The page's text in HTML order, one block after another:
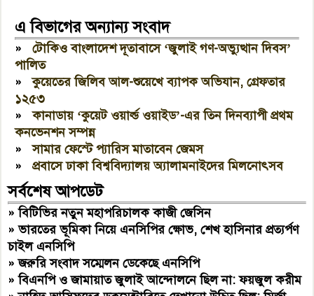
এ বিভাগের অন্যান্য সংবাদ
»টোকিও বাংলাদেশ দূতাবাসে ‘জুলাই গণ-অভ্যুত্থান দিবস’
পালিত
»কুয়েতের জিলিব আল-শুয়েখে ব্যাপক অভিযান, গ্রেফতার
১২৫৩
»কানাডায় ‘কুয়েট ওয়ার্ল্ড ওয়াইড’-এর তিন দিনব্যাপী প্রথম
কনভেনশন সম্পন্ন
»সামার ফেস্টে প্যারিস মাতাবেন জেমস
»প্রবাসে ঢাকা বিশ্ববিদ্যালয় অ্যালামনাইদের মিলনোৎসব
সর্বশেষ আপডেট
»বিটিভির নতুন মহাপরিচালক কাজী জেসিন
»ভারতের ভূমিকা নিয়ে এনসিপির ক্ষোভ, শেখ হাসিনার প্রত্যর্পণ
চাইল এনসিপি
»জরুরি সংবাদ সম্মেলন ডেকেছে এনসিপি
»বিএনপি ও জামায়াত জুলাই আন্দোলনে ছিল না: ফয়জুল করীম